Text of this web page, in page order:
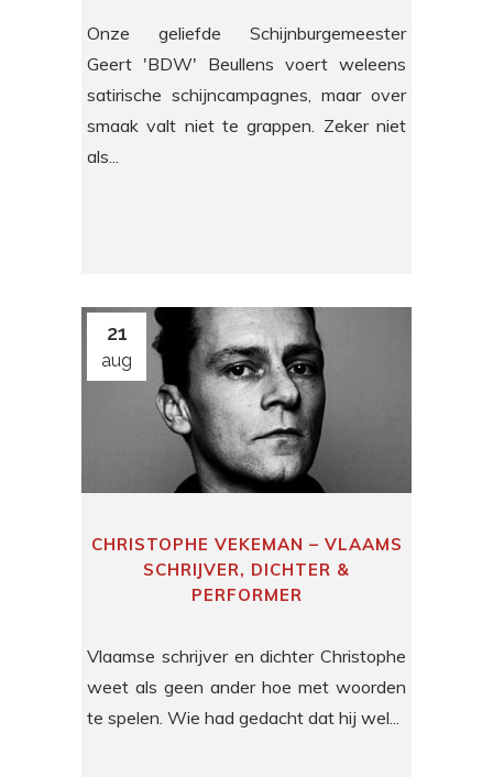
Onze geliefde Schijnburgemeester
Geert 'BDW' Beullens voert weleens
satirische schijncampagnes, maar over
smaak valt niet te grappen. Zeker niet
als...
21
aug
CHRISTOPHE VEKEMAN – VLAAMS
SCHRIJVER, DICHTER &
PERFORMER
Vlaamse schrijver en dichter Christophe
weet als geen ander hoe met woorden
te spelen. Wie had gedacht dat hij wel...